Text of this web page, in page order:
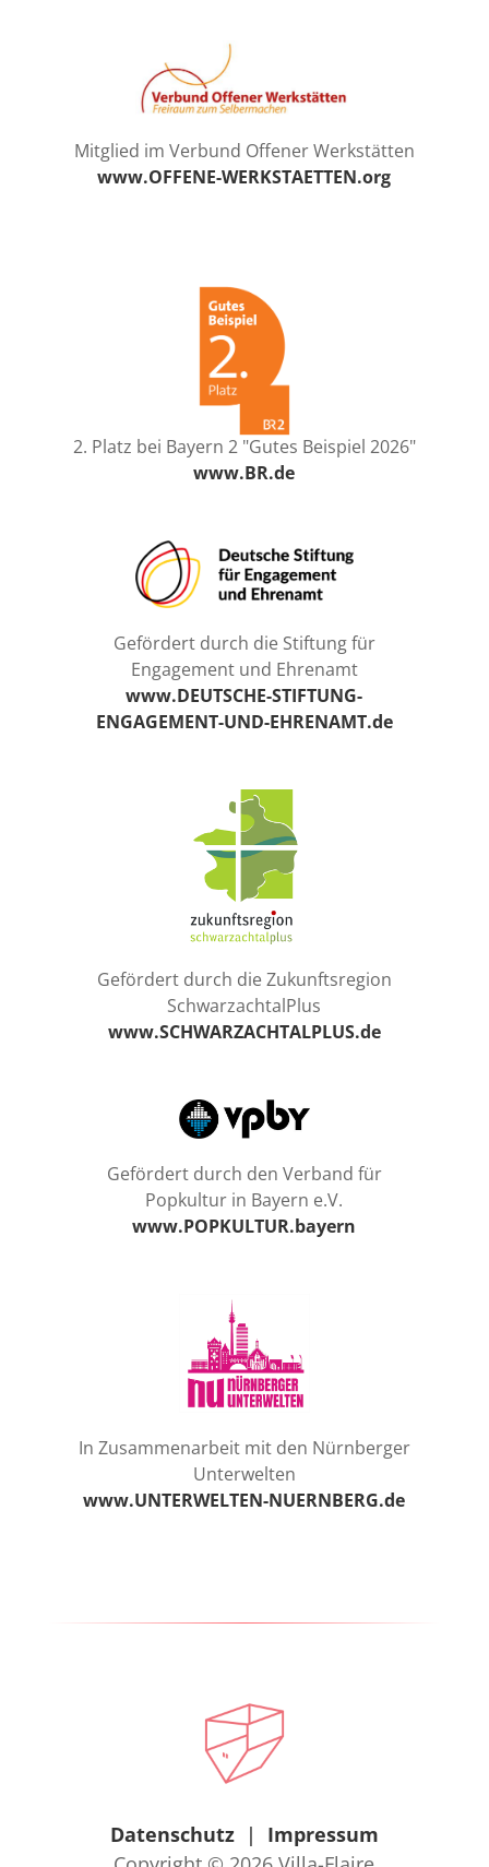
Mitglied im Verbund Offener Werkstätten
www.OFFENE-WERKSTAETTEN.org
2. Platz bei Bayern 2 "Gutes Beispiel 2026"
www.BR.de
Gefördert durch die Stiftung für
Engagement und Ehrenamt
www.DEUTSCHE-STIFTUNG-
ENGAGEMENT-UND-EHRENAMT.de
Gefördert durch die Zukunftsregion
SchwarzachtalPlus
www.SCHWARZACHTALPLUS.de
Gefördert durch den Verband für
Popkultur in Bayern e.V.
www.POPKULTUR.bayern
In Zusammenarbeit mit den Nürnberger
Unterwelten
www.UNTERWELTEN-NUERNBERG.de
Datenschutz| Impressum